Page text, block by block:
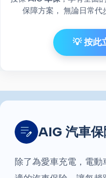
保障方案， 無論日常代
💡 按此
AIG 汽車保
除了為愛車充電，電